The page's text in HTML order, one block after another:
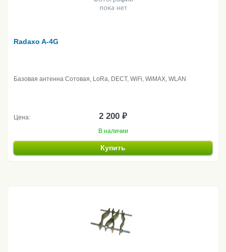
Radaxo A-4G
Базовая антенна Сотовая, LoRa, DECT, WiFi, WiMAX, WLAN
Цена: 2 200 ₽
В наличии
Купить